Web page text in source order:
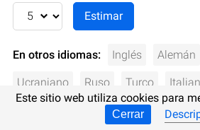
En otros idiomas: Inglés Alemán
Ucraniano Ruso Turco
Este sitio web utiliza cookies para
Cerrar